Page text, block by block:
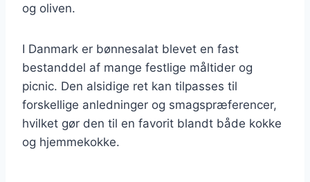
og oliven.
I Danmark er bønnesalat blevet en fast
bestanddel af mange festlige måltider og
picnic. Den alsidige ret kan tilpasses til
forskellige anledninger og smagspræferencer,
hvilket gør den til en favorit blandt både kokke
og hjemmekokke.